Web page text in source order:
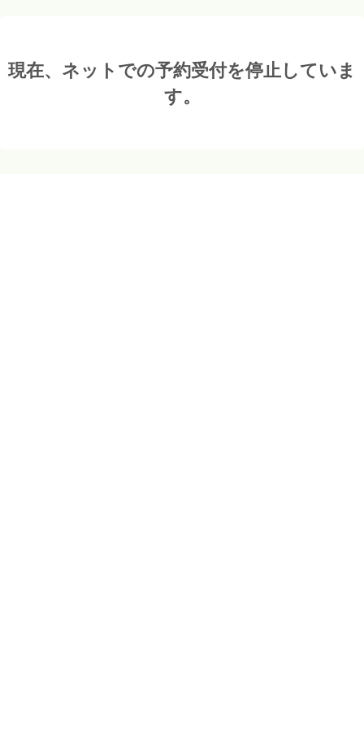
現在、ネットでの予約受付を停止していま
す。